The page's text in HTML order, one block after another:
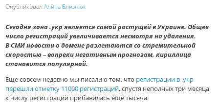
ОпубликовалАлина Близнюк
Сегодня зона .укр является самой растущей в Украине. Общее
число регистраций увеличивается несмотря на удаления.
В СМИ новости о домене разлетаются со стремительной
скоростью – вопреки негативным прогнозам, кириллица
становится популярной.
Еще совсем недавно мы писали о том, что регистрации в .укр
перешли отметку 11000 регистраций, спустя неполных три месяца
к числу регистраций прибавилась еще тысяча.